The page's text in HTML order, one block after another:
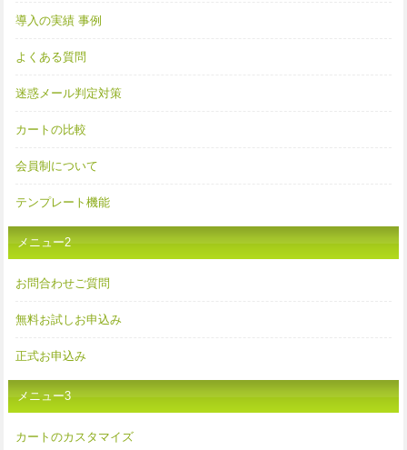
導入の実績 事例
よくある質問
迷惑メール判定対策
カートの比較
会員制について
テンプレート機能
メニュー2
お問合わせご質問
無料お試しお申込み
正式お申込み
メニュー3
カートのカスタマイズ